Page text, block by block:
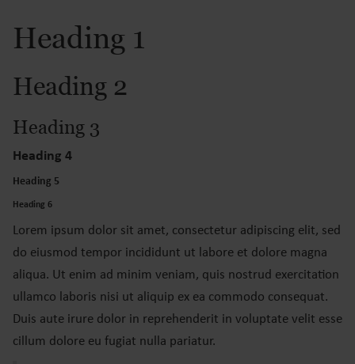
Heading 1
Heading 2
Heading 3
Heading 4
Heading 5
Heading 6
Lorem ipsum dolor sit amet, consectetur adipiscing elit, sed
do eiusmod tempor incididunt ut labore et dolore magna
aliqua. Ut enim ad minim veniam, quis nostrud exercitation
ullamco laboris nisi ut aliquip ex ea commodo consequat.
Duis aute irure dolor in reprehenderit in voluptate velit esse
cillum dolore eu fugiat nulla pariatur.